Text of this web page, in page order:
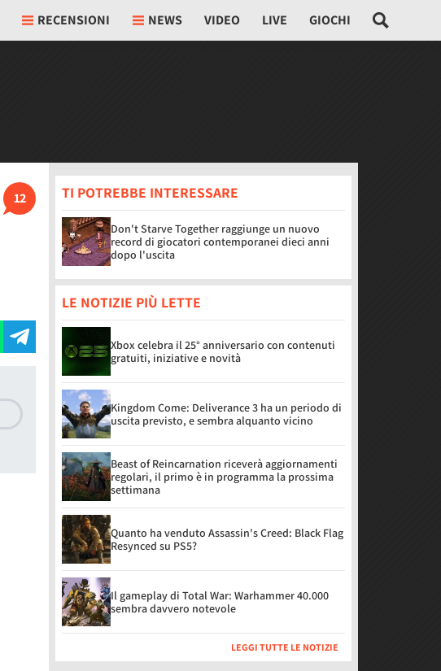
RECENSIONI NEWS VIDEO LIVE GIOCHI
12 TI POTREBBE INTERESSARE
Don't Starve Together raggiunge un nuovo
record di giocatori contemporanei dieci anni
dopo l'uscita
LE NOTIZIE PIÙ LETTE
Xbox celebra il 25° anniversario con contenuti
gratuiti, iniziative e novità
Kingdom Come: Deliverance 3 ha un periodo di
uscita previsto, e sembra alquanto vicino
Beast of Reincarnation riceverà aggiornamenti
regolari, il primo è in programma la prossima
settimana
Quanto ha venduto Assassin's Creed: Black Flag
Resynced su PS5?
Il gameplay di Total War: Warhammer 40.000
sembra davvero notevole
LEGGI TUTTE LE NOTIZIE